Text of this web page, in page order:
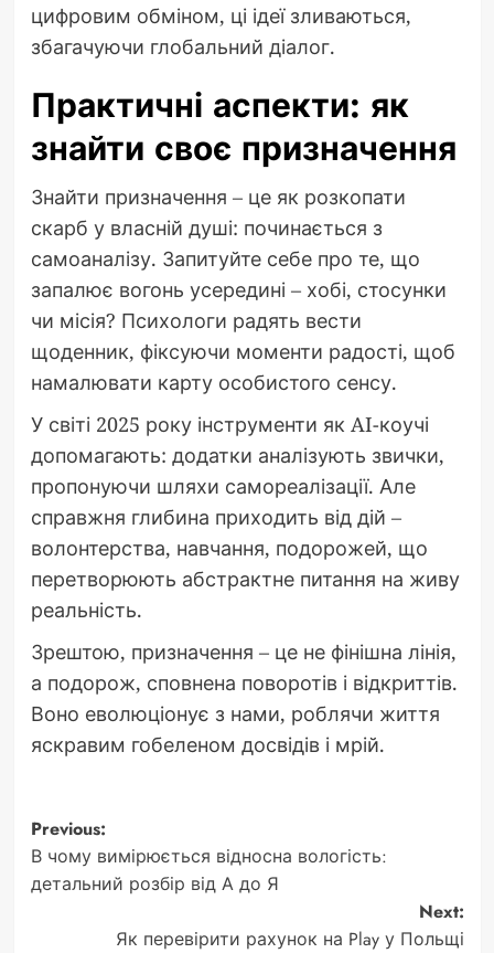
цифровим обміном, ці ідеї зливаються,
збагачуючи глобальний діалог.
Практичні аспекти: як
знайти своє призначення
Знайти призначення – це як розкопати
скарб у власній душі: починається з
самоаналізу. Запитуйте себе про те, що
запалює вогонь усередині – хобі, стосунки
чи місія? Психологи радять вести
щоденник, фіксуючи моменти радості, щоб
намалювати карту особистого сенсу.
У світі 2025 року інструменти як AI-коучі
допомагають: додатки аналізують звички,
пропонуючи шляхи самореалізації. Але
справжня глибина приходить від дій –
волонтерства, навчання, подорожей, що
перетворюють абстрактне питання на живу
реальність.
Зрештою, призначення – це не фінішна лінія,
а подорож, сповнена поворотів і відкриттів.
Воно еволюціонує з нами, роблячи життя
яскравим гобеленом досвідів і мрій.
Post
navigation
Previous:
В чому вимірюється відносна вологість:
детальний розбір від А до Я
Next:
Як перевірити рахунок на Play у Польщі